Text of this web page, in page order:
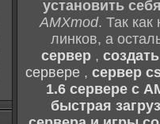
установить
AMXmod. Так как
линков, а
сервер ,
сервере ,сервер
1.6 сервере с
быстрая